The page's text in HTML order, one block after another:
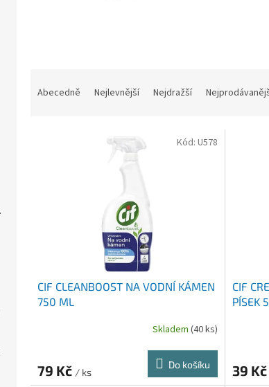
Abecedně Nejlevnější Nejdražší
CIF CLEANBOOST NA VODNÍ KÁMEN
750 ML
Skladem (40 ks)
79 Kč / ks
Do košíku
Kód: U578
CIF
PÍSEK
39 Kč